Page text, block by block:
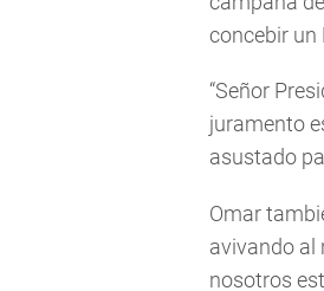
concebir un
“Señor
juramento
asustado
Omar
avivando al
nosotros